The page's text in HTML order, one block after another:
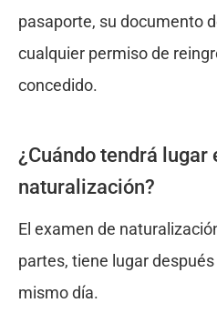
pasaporte, su documento
cualquier permiso de
concedido.
¿Cuándo tendrá lugar
naturalización?
El examen de
partes, tiene lugar
mismo día.